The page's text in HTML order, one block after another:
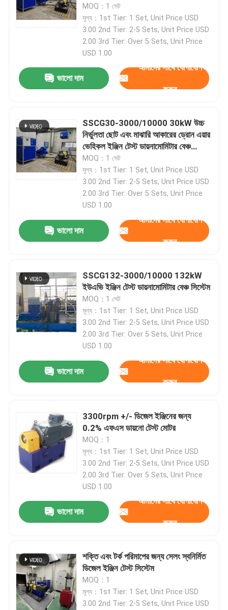
একটি বার্তা রেখে যান
জমা দিন
জলবাহী ডায়নামোমিটার
সিস্টেম
MOQ：1 সেট
মূল্য：1st Tier: 1 Set, Unit Price USD
3.00 2nd Tier: 2-5 Sets, Unit Price USD
2.00 3rd Tier: Over 5 Sets, Unit Price
USD 1.00
ভালো দাম
আমাদের সাথে যোগাযোগ
করুন
SSCG30-3000/10000 30kW উচ্চ
নির্ভুলতা ছোট এবং মাঝারি আকারের ড্রোন এয়ার
ভেহিকল ইঞ্জিন টেস্ট ডায়নামোমিটার বেঞ্চ
সিস্টেম
MOQ：1 সেট
মূল্য：1st Tier: 1 Set, Unit Price USD
3.00 2nd Tier: 2-5 Sets, Unit Price USD
2.00 3rd Tier: Over 5 Sets, Unit Price
USD 1.00
ভালো দাম
আমাদের সাথে যোগাযোগ
করুন
SSCG132-3000/10000 132kW
ইউএভি ইঞ্জিন টেস্ট ডায়নামোমিটার বেঞ্চ সিস্টেম
MOQ：1 সেট
মূল্য：1st Tier: 1 Set, Unit Price USD
3.00 2nd Tier: 2-5 Sets, Unit Price USD
2.00 3rd Tier: Over 5 Sets, Unit Price
USD 1.00
ভালো দাম
আমাদের সাথে যোগাযোগ
করুন
3300rpm +/- ডিজেল ইঞ্জিনের জন্য
0.2% এফএস ডায়নো টেস্ট মোটর
MOQ：1
মূল্য：1st Tier: 1 Set, Unit Price USD
3.00 2nd Tier: 2-5 Sets, Unit Price USD
2.00 3rd Tier: Over 5 Sets, Unit Price
USD 1.00
ভালো দাম
আমাদের সাথে যোগাযোগ
করুন
শক্তি এবং টর্ক পরিমাপের জন্য সেলং স্বনির্মিত
ডিজেল ইঞ্জিন টেস্ট সিস্টেম
MOQ：1
মূল্য：1st Tier: 1 Set, Unit Price USD
3.00 2nd Tier: 2-5 Sets, Unit Price USD